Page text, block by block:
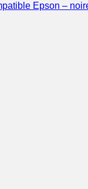
Epson –